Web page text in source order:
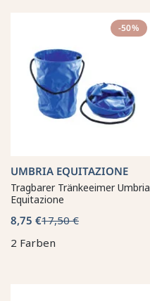
-50%
UMBRIA EQUITAZIONE
Tragbarer Tränkeeimer Umbria
Equitazione
8,75 €17,50 €
2 Farben